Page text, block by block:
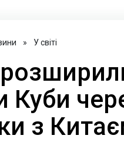
» У світі
Куби
з